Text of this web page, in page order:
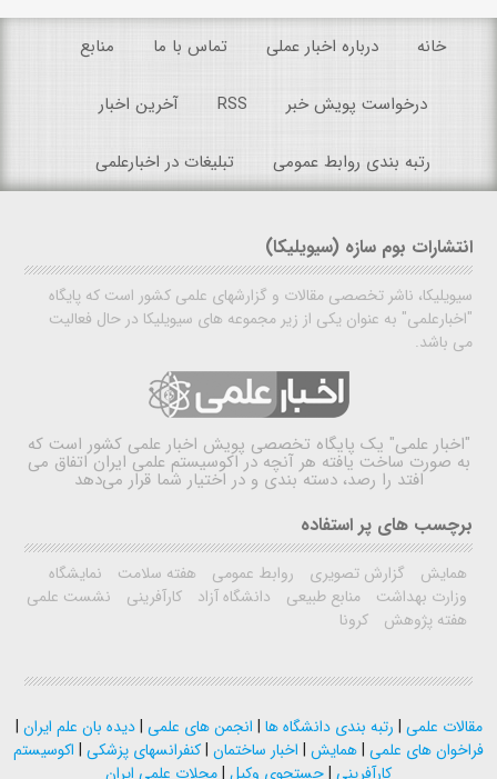
خانه درباره اخبار عملی تماس با ما منابع
درخواست پویش خبر RSS آخرین اخبار
رتبه بندی روابط عمومی تبلیغات در اخبارعلمی
انتشارات بوم سازه (سیویلیکا)
سیویلیکا، ناشر تخصصی مقالات و گزارشهای علمی کشور است که پایگاه
"اخبارعلمی" به عنوان یکی از زیر مجموعه های سیویلیکا در حال فعالیت
می باشد.
"اخبار علمی" یک پایگاه تخصصی پویش اخبار علمی کشور است که
به صورت ساخت یافته هر آنچه در اکوسیستم علمی ایران اتفاق می
افتد را رصد، دسته بندی و در اختیار شما قرار می‌دهد
برچسب های پر استفاده
همایش گزارش تصویری روابط عمومی هفته سلامت
نمایشگاه
وزارت بهداشت
منابع طبیعی دانشگاه آزاد کارآفرینی
نشست علمی
هفته پژوهش
کرونا
مقالات علمی | رتبه بندی دانشگاه ها | انجمن های علمی |دیده بان علم ایران |
فراخوان های علمی |همایش | اخبار ساختمان |کنفرانسهای پزشکی | اکوسیستم
کارآفرینی |جستجوی وکیل |مجلات علمی ایران